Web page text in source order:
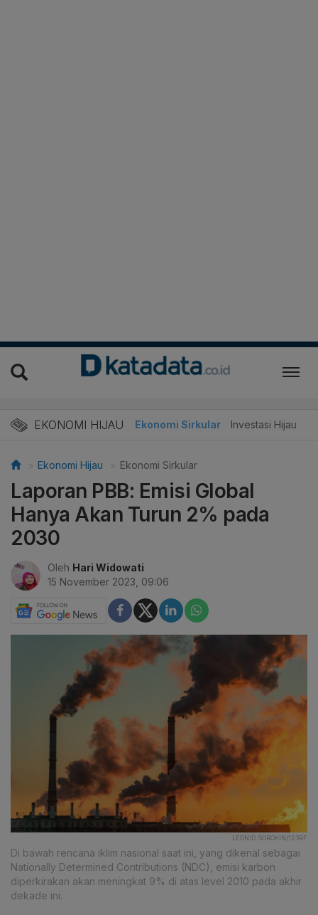
EKONOMI HIJAU
Energi Baru Ekonomi Sirkular Investasi Hijau
Ekonomi Hijau Ekonomi Sirkular
Laporan PBB: Emisi Global
Hanya Akan Turun 2% pada
2030
Oleh Hari Widowati
15 November 2023, 09:06
LEONID SOROKIN/123RF
Di bawah rencana iklim nasional saat ini, yang dikenal sebagai
Nationally Determined Contributions (NDC), emisi karbon
diperkirakan akan meningkat 9% di atas level 2010 pada akhir
dekade ini.